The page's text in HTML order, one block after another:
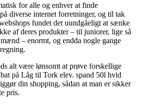
for alle og enhver at finde
diverse internet forretninger, og til tak
fundet det uundgåeligt at sænke
af deres produkter – til juniorer, lige så
– enormt, og endda nogle gange
alt være lønsomt at prøve forskellige
på Låg til Tork elev. spand 50l hvid
din shopping, sådan at man er sikker
pris.